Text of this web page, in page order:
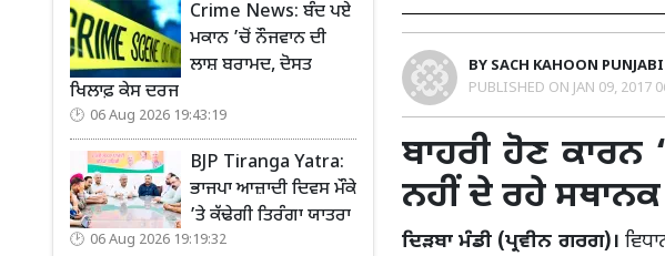
Crime News: ਬੰਦ ਪਏ
ਮਕਾਨ ’ਚੋਂ ਨੌਜਵਾਨ ਦੀ
ਲਾਸ਼ ਬਰਾਮਦ, ਦੋਸਤ
ਖਿਲਾਫ਼ ਕੇਸ ਦਰਜ
06 Aug 2026 19:43:19
BJP Tiranga Yatra:
ਭਾਜਪਾ ਆਜ਼ਾਦੀ ਦਿਵਸ ਮੌਕੇ
’ਤੇ ਕੱਢੇਗੀ ਤਿਰੰਗਾ ਯਾਤਰਾ
06 Aug 2026 19:19:32
BY SACH KAHOON PUNJABI
PUBLISHED ON JAN 09, 2017
ਬਾਹਰੀ ਹੋਣ ਕਾਰਨ
ਨਹੀਂ ਦੇ ਰਹੇ
ਦਿੜਬਾ ਮੰਡੀ (ਪ੍ਰਵੀਨ ਗਰਗ)।